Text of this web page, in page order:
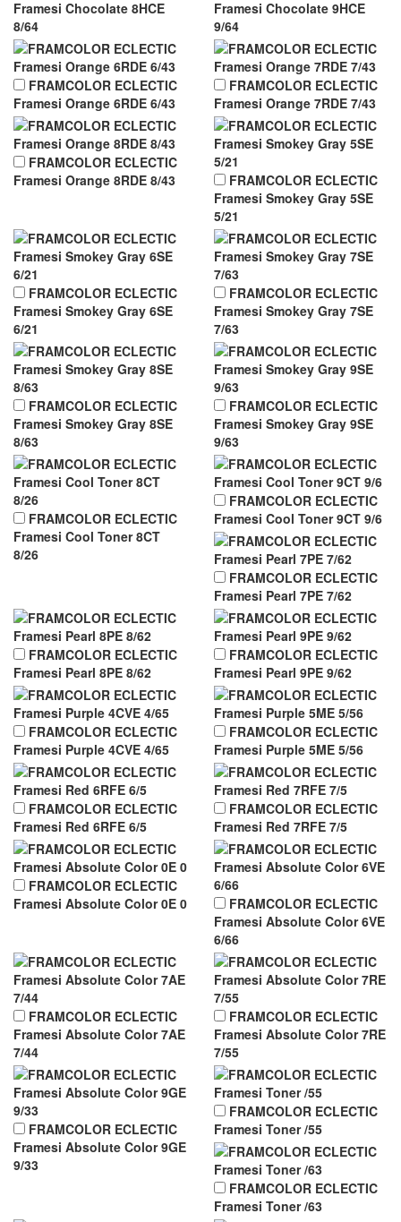
Framesi Chocolate 8HCE
8/64
Framesi Chocolate 9HCE
9/64
FRAMCOLOR ECLECTIC
Framesi Orange 6RDE 6/43
FRAMCOLOR ECLECTIC
Framesi Orange 7RDE 7/43
FRAMCOLOR ECLECTIC
Framesi Orange 8RDE 8/43
FRAMCOLOR ECLECTIC
Framesi Smokey Gray 5SE
5/21
FRAMCOLOR ECLECTIC
Framesi Smokey Gray 6SE
6/21
FRAMCOLOR ECLECTIC
Framesi Smokey Gray 7SE
7/63
FRAMCOLOR ECLECTIC
Framesi Smokey Gray 8SE
8/63
FRAMCOLOR ECLECTIC
Framesi Smokey Gray 9SE
9/63
FRAMCOLOR ECLECTIC
Framesi Cool Toner 8CT
8/26
FRAMCOLOR ECLECTIC
Framesi Cool Toner 9CT 9/6
FRAMCOLOR ECLECTIC
Framesi Pearl 7PE 7/62
FRAMCOLOR ECLECTIC
Framesi Pearl 8PE 8/62
FRAMCOLOR ECLECTIC
Framesi Pearl 9PE 9/62
FRAMCOLOR ECLECTIC
Framesi Purple 4CVE 4/65
FRAMCOLOR ECLECTIC
Framesi Purple 5ME 5/56
FRAMCOLOR ECLECTIC
Framesi Red 6RFE 6/5
FRAMCOLOR ECLECTIC
Framesi Red 7RFE 7/5
FRAMCOLOR ECLECTIC
Framesi Absolute Color 0E 0
FRAMCOLOR ECLECTIC
Framesi Absolute Color 6VE
6/66
FRAMCOLOR ECLECTIC
Framesi Absolute Color 7AE
7/44
FRAMCOLOR ECLECTIC
Framesi Absolute Color 7RE
7/55
FRAMCOLOR ECLECTIC
Framesi Absolute Color 9GE
9/33
FRAMCOLOR ECLECTIC
Framesi Toner /55
FRAMCOLOR ECLECTIC
Framesi Toner /63